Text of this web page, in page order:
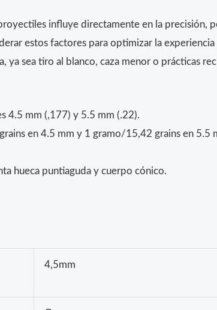
influye directamente en la precisión,
estos factores para optimizar la
ya sea tiro al blanco, caza menor o prácticas
4.5 mm (,177) y 5.5 mm (.22).
en 4.5 mm y 1 gramo/15,42 grains en 5.5
hueca puntiaguda y cuerpo cónico.
4,5mm